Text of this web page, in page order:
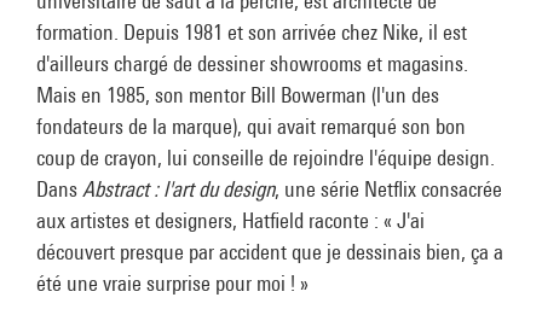
formation. Depuis 1981 et son arrivée chez Nike, il est
d'ailleurs chargé de dessiner showrooms et magasins.
Mais en 1985, son mentor Bill Bowerman (l'un des
fondateurs de la marque), qui avait remarqué son bon
coup de crayon, lui conseille de rejoindre l'équipe design.
Dans Abstract : l'art du design, une série Netflix consacrée
aux artistes et designers, Hatfield raconte : « J'ai
découvert presque par accident que je dessinais bien, ça a
été une vraie surprise pour moi ! »